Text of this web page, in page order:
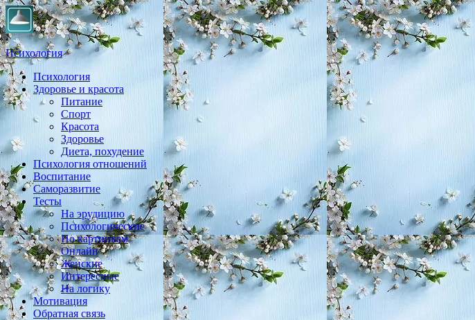
Психология
Практическая психология, личностный рост, экология, здоровье, воспитание,
Психология
Здоровье и красота
Питание
Спорт
Красота
Здоровье
Диета, похудение
Психология отношений
Воспитание
Саморазвитие
Тесты
На эрудицию
Психологические
По картинкам
Онлайн
Женские
Интересные
На логику
Мотивация
Обратная связь